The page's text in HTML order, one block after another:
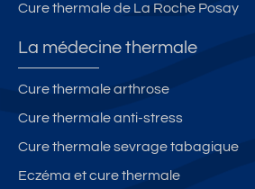
Cure thermale de La Roche Posay
La médecine thermale
Cure thermale arthrose
Cure thermale anti-stress
Cure thermale sevrage tabagique
Eczéma et cure thermale